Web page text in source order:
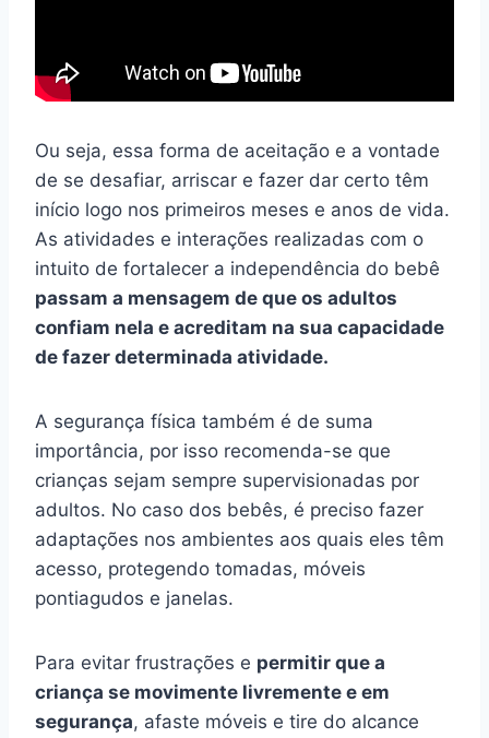
Ou seja, essa forma de aceitação e a vontade
de se desafiar, arriscar e fazer dar certo têm
início logo nos primeiros meses e anos de vida.
As atividades e interações realizadas com o
intuito de fortalecer a independência do bebê
passam a mensagem de que os adultos
confiam nela e acreditam na sua capacidade
de fazer determinada atividade.
A segurança física também é de suma
importância, por isso recomenda-se que
crianças sejam sempre supervisionadas por
adultos. No caso dos bebês, é preciso fazer
adaptações nos ambientes aos quais eles têm
acesso, protegendo tomadas, móveis
pontiagudos e janelas.
Para evitar frustrações e permitir que a
criança se movimente livremente e em
segurança, afaste móveis e tire do alcance